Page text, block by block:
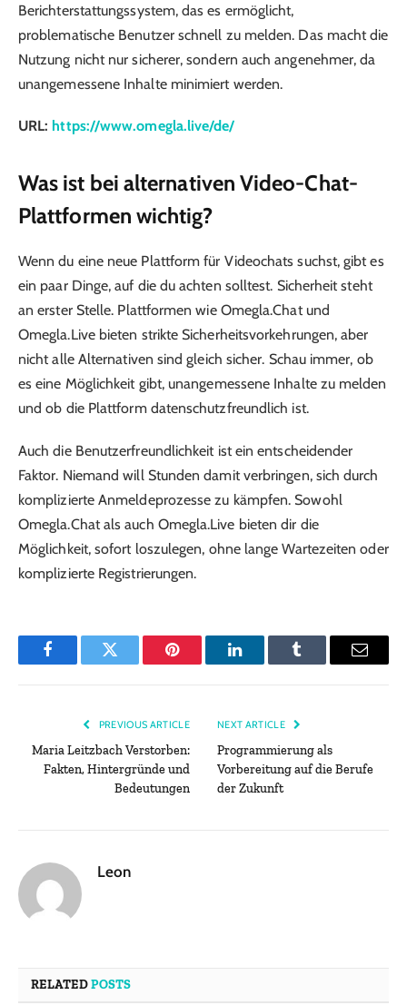
Berichterstattungssystem, das es ermöglicht,
problematische Benutzer schnell zu melden. Das macht die
Nutzung nicht nur sicherer, sondern auch angenehmer, da
unangemessene Inhalte minimiert werden.
URL:https://www.omegla.live/de/
Was ist bei alternativen Video-Chat-
Plattformen wichtig?
Wenn du eine neue Plattform für Videochats suchst, gibt es
ein paar Dinge, auf die du achten solltest. Sicherheit steht
an erster Stelle. Plattformen wie Omegla.Chat und
Omegla.Live bieten strikte Sicherheitsvorkehrungen, aber
nicht alle Alternativen sind gleich sicher. Schau immer, ob
es eine Möglichkeit gibt, unangemessene Inhalte zu melden
und ob die Plattform datenschutzfreundlich ist.
Auch die Benutzerfreundlichkeit ist ein entscheidender
Faktor. Niemand will Stunden damit verbringen, sich durch
komplizierte Anmeldeprozesse zu kämpfen. Sowohl
Omegla.Chat als auch Omegla.Live bieten dir die
Möglichkeit, sofort loszulegen, ohne lange Wartezeiten oder
komplizierte Registrierungen.
FacebookTwitter Pinterest LinkedInTumblr Email
PREVIOUS ARTICLE
Maria Leitzbach Verstorben:
Fakten, Hintergründe und
Bedeutungen
NEXT ARTICLE
Programmierung als
Vorbereitung auf die Berufe
der Zukunft
Leon
RELATEDPOSTS